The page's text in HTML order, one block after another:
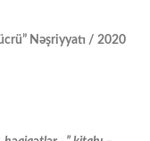
Nəşriyyatı / 2020